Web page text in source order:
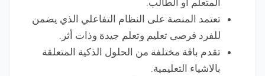
تعتمد المنصة على النظام التفاعلي الذي يضمن
للفرد فرصى تعليم وتعلم جيدة وذات أثر.
تقدم باقة مختلفة من الحلول الذكية المتعلقة
بالاشياء التعليمية.